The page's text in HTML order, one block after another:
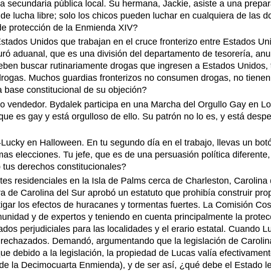
secundaria pública local. Su hermana, Jackie, asiste a una
lucha libre; solo los chicos pueden luchar en cualquiera de las
protección de la Enmienda XIV?
Unidos que trabajan en el cruce fronterizo entre Estados
aduanal, que es una división del departamento de tesorería,
buscar rutinariamente drogas que ingresen a Estados
Muchos guardias fronterizos no consumen drogas, no
constitucional de su objeción?
vendedor. Bydalek participa en una Marcha del Orgullo Gay en
es gay y está orgulloso de ello. Su patrón no lo es, y está
en Halloween. En tu segundo día en el trabajo, llevas un
elecciones. Tu jefe, que es de una persuasión política
derechos constitucionales?
residenciales en la Isla de Palms cerca de Charleston,
de Carolina del Sur aprobó un estatuto que prohibía construir
los efectos de huracanes y tormentas fuertes. La Comisión
y de expertos y teniendo en cuenta principalmente la
perjudiciales para las localidades y el erario estatal. Cuando
Demandó, argumentando que la legislación de
debido a la legislación, la propiedad de Lucas valía
la Decimocuarta Enmienda), y de ser así, ¿qué debe el Estado